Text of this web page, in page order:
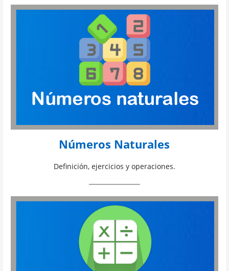
Números Naturales
Definición, ejercicios y operaciones.